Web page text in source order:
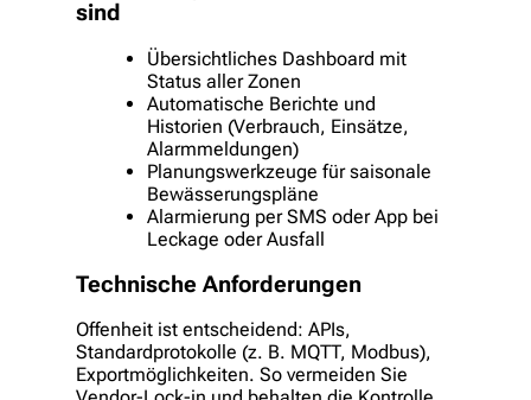
sind
Übersichtliches Dashboard mit
Status aller Zonen
Automatische Berichte und
Historien (Verbrauch, Einsätze,
Alarmmeldungen)
Planungswerkzeuge für saisonale
Bewässerungspläne
Alarmierung per SMS oder App bei
Leckage oder Ausfall
Technische Anforderungen
Offenheit ist entscheidend: APIs,
Standardprotokolle (z. B. MQTT, Modbus),
Exportmöglichkeiten. So vermeiden Sie